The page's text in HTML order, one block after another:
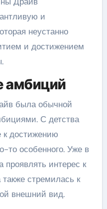
и
неустанно
и достижением
амбиций
была обычной
С детства
достижению
то особенного. Уже в
проявлять интерес к
стремилась к
внешний вид.